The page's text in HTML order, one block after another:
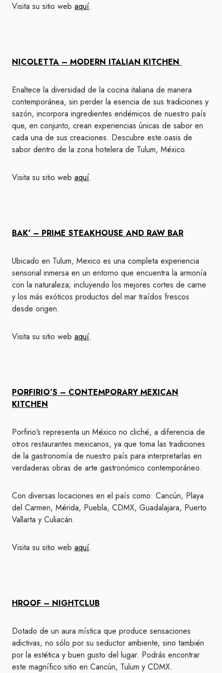
Visita su sitio web aquí.
NICOLETTA – MODERN ITALIAN KITCHEN
Enaltece la diversidad de la cocina italiana de manera
contemporánea, sin perder la esencia de sus tradiciones y
sazón, incorpora ingredientes endémicos de nuestro país
que, en conjunto, crean experiencias únicas de sabor en
cada una de sus creaciones. Descubre este oasis de
sabor dentro de la zona hotelera de Tulum, México.
Visita su sitio web aquí.
BAK’ – PRIME STEAKHOUSE AND RAW BAR
Ubicado en Tulum, Mexico es una completa experiencia
sensorial inmersa en un entorno que encuentra la armonía
con la naturaleza; incluyendo los mejores cortes de carne
y los más exóticos productos del mar traídos frescos
desde origen.
Visita su sitio web aquí.
PORFIRIO’S – CONTEMPORARY MEXICAN
KITCHEN
Porfirio’s representa un México no cliché, a diferencia de
otros restaurantes mexicanos, ya que toma las tradiciones
de la gastronomía de nuestro país para interpretarlas en
verdaderas obras de arte gastronómico contemporáneo.
Con diversas locaciones en el país como: Cancún, Playa
del Carmen, Mérida, Puebla, CDMX, Guadalajara, Puerto
Vallarta y Culiacán.
Visita su sitio web aquí.
HROOF – NIGHTCLUB
Dotado de un aura mística que produce sensaciones
adictivas, no sólo por su seductor ambiente, sino también
por la estética y buen gusto del lugar. Podrás encontrar
este magnífico sitio en Cancún, Tulum y CDMX.